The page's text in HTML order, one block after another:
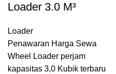
Loader 3.0 M³
Loader
Penawaran Harga Sewa
Wheel Loader perjam
kapasitas 3,0 Kubik terbaru